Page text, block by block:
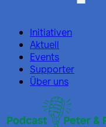
Initiativen
Aktuell
Events
Supporter
Über uns